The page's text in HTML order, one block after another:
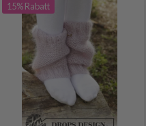
15% Rabatt